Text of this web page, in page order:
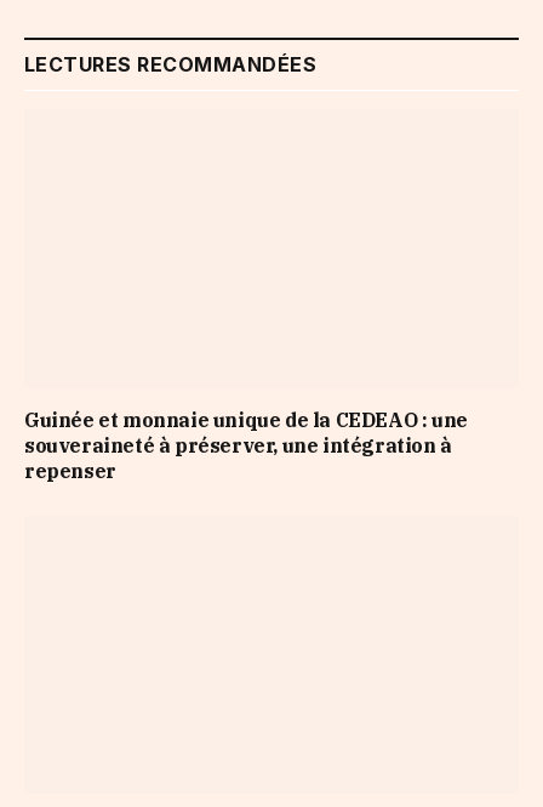
LECTURES RECOMMANDÉES
Guinée et monnaie unique de la CEDEAO : une
souveraineté à préserver, une intégration à
repenser